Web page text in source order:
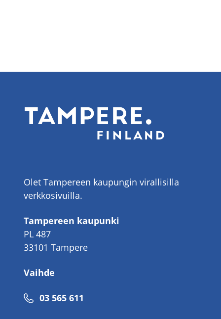
Olet Tampereen kaupungin virallisilla
verkkosivuilla.
Tampereen kaupunki
PL 487
33101 Tampere
Vaihde
Puhelinnumero
03 565 611